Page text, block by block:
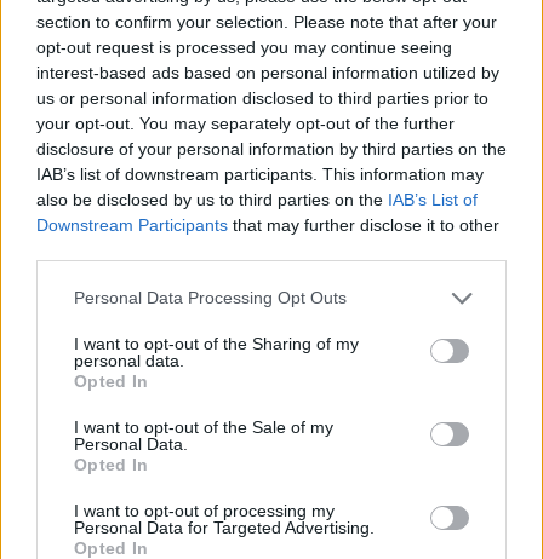
section to confirm your selection. Please note that after your
opt-out request is processed you may continue seeing
interest-based ads based on personal information utilized by
us or personal information disclosed to third parties prior to
your opt-out. You may separately opt-out of the further
disclosure of your personal information by third parties on the
IAB’s list of downstream participants. This information may
also be disclosed by us to third parties on the IAB’s List of
Downstream Participants that may further disclose it to other
Personal Data Processing Opt Outs
I want to opt-out of the Sharing of my
personal data.
Opted In
I want to opt-out of the Sale of my
Personal Data.
Opted In
I want to opt-out of processing my
Personal Data for Targeted Advertising.
Opted In